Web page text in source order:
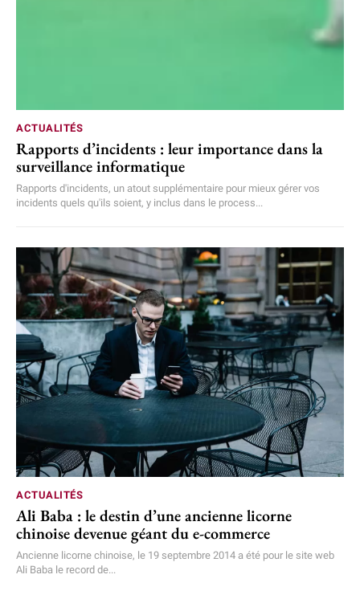
ACTUALITÉS
Rapports d’incidents : leur importance dans la
surveillance informatique
Rapports d'incidents, un atout supplémentaire pour mieux gérer vos
incidents quels qu'ils soient, y inclus dans le process...
ACTUALITÉS
Ali Baba : le destin d’une ancienne licorne
chinoise devenue géant du e-commerce
Ancienne licorne chinoise, le 19 septembre 2014 a été pour le site web
Ali Baba le record de...